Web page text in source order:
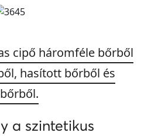
cipő háromféle bőrből
hasított bőrből és
a szintetikus